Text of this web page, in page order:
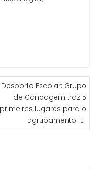
Desporto Escolar: Grupo
de Canoagem traz 5
primeiros lugares para o
agrupamento!